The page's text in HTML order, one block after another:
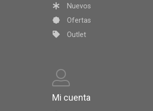
Nuevos
Ofertas
Outlet
Mi cuenta